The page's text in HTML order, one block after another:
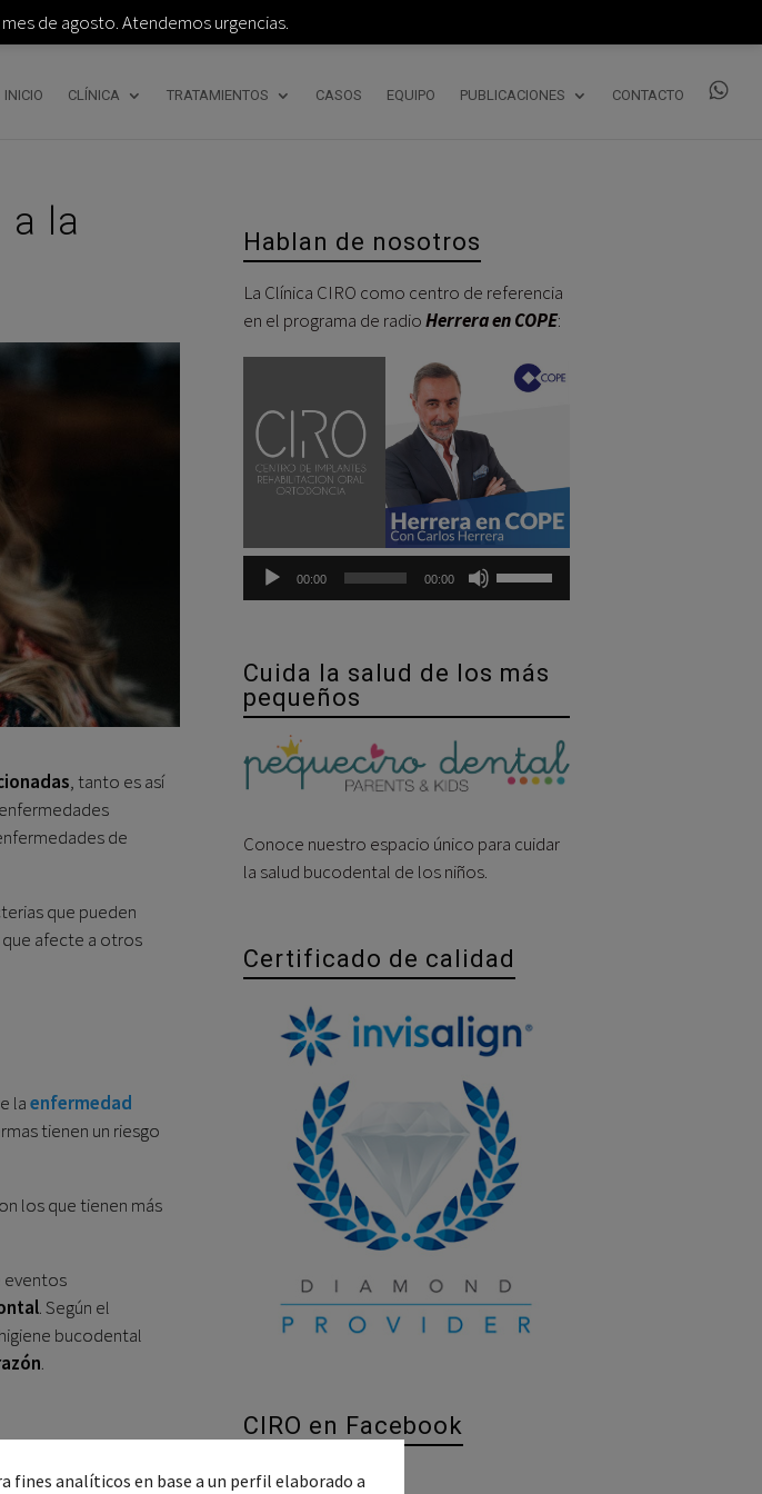
INICIO CLÍNICA TRATAMIENTOS CASOS EQUIPO PUBLICACIONES CONTACTO
a la
, tanto es así
de
que pueden
afecte a otros
laenfermedad
tienen un riesgo
los que tienen más
eventos
. Según el
bucodental
.
con la salud
Hablan de nosotros
La Clínica CIRO como centro de referencia
en el programa de radioHerrera en COPE:
00:00 00:00
las
flecha
aumentar
el
Cuida la salud de los más
pequeños
Conoce nuestro espacio único para cuidar
la salud bucodental de los niños.
Certificado de calidad
CIRO en Facebook
fines analíticos en base a un perfil elaborado a
de agosto. Atendemos urgencias.